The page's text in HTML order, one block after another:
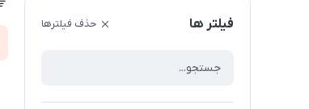
فیلتر ها حذف فیلترها